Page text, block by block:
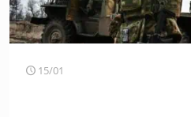
15/01